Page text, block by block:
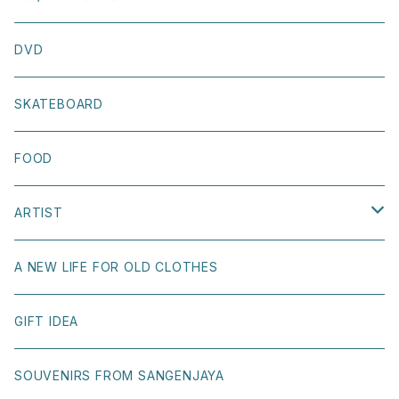
TIRED
LOST SOUL SKATEBOARDS
WELCOME SKATEBOARDS
GIRL SKATEBOARDS
KAAPETTO
T.U.（Transportation Unit）
BONNE MAISON
SCARF
OTHER
NECKLACE
INTERIOR
STICKER
BOOK COVER
POSTCARD
OTHER
DVD
SKATEBOARD
FOOD
ARTIST
Naoki Shoji
Ray Gurz
Yuri Hasegawa
A NEW LIFE FOR OLD CLOTHES
GIFT IDEA
SOUVENIRS FROM SANGENJAYA